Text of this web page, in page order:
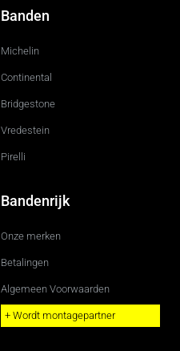
Banden
Michelin
Continental
Bridgestone
Vredestein
Pirelli
Bandenrijk
Onze merken
Betalingen
Algemeen Voorwaarden
+ Wordt montagepartner